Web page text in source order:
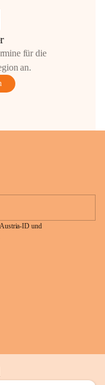
für die
an.
ID und